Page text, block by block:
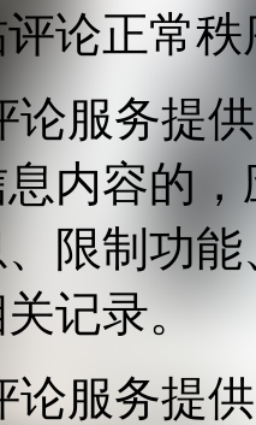
论正常
论服务提
内容的
限制功
记录。
论服务提